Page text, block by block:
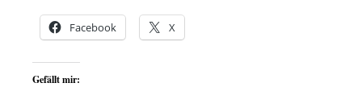
Facebook X
Gefällt mir: